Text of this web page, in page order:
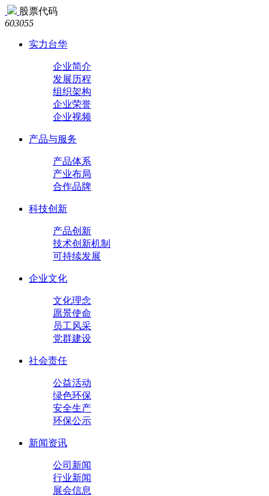
股票代码
603055
实力台华
企业简介
发展历程
组织架构
企业荣誉
企业视频
产品与服务
产品体系
产业布局
合作品牌
科技创新
产品创新
技术创新机制
可持续发展
企业文化
文化理念
愿景使命
员工风采
党群建设
社会责任
公益活动
绿色环保
安全生产
环保公示
新闻资讯
公司新闻
行业新闻
展会信息